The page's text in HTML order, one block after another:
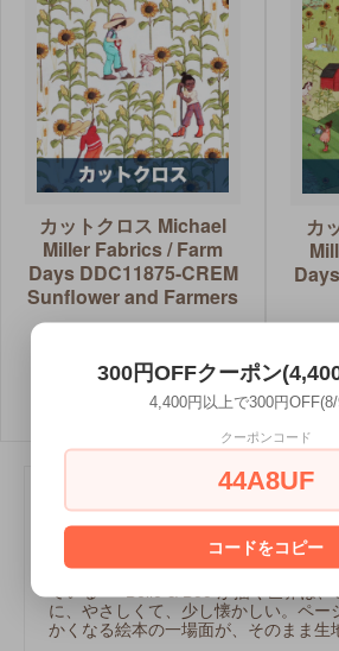
カットクロス Michael
Miller Fabrics / Farm
Days DDC11875-CREM
Sunflower and Farmers
約40cm×約52cm
カ
Farm Days by Belle & Boo /
赤い納屋、向日葵畑、白い柵の向こう
もたちが動物に寄り添い、農場の一日
ている --- Belle & Boo が描く世界は
に、やさしくて、少し懐かしい。ペー
かくなる絵本の一場面が、そのまま生
300円OFFクーポン
4,400円以上で300円
クーポンコード
44A8UF
コードをコピー